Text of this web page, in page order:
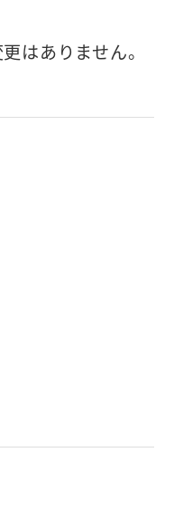
はありません。